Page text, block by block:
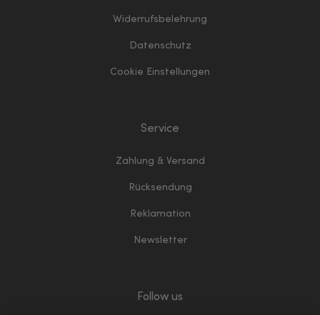
Widerrufsbelehrung
Datenschutz
Cookie Einstellungen
Service
Zahlung & Versand
Rücksendung
Reklamation
Newsletter
Follow us